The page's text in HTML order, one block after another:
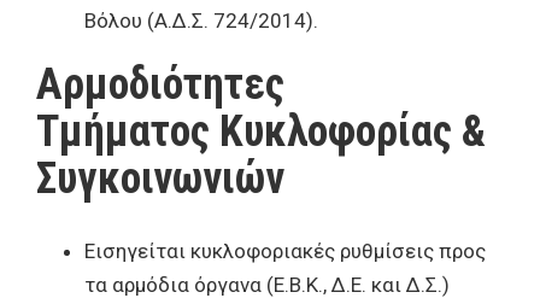
Βόλου (Α.Δ.Σ. 724/2014).
Αρμοδιότητες
Τμήματος Κυκλοφορίας &
Συγκοινωνιών
Εισηγείται κυκλοφοριακές ρυθμίσεις προς
τα αρμόδια όργανα (Ε.Β.Κ., Δ.Ε. και Δ.Σ.)